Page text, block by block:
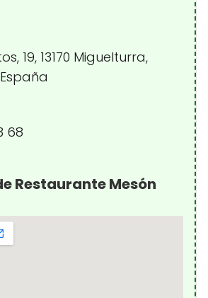
19, 13170 Miguelturra,
68
Restaurante Mesón